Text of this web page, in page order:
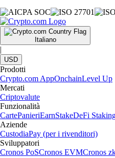
Italiano
|
USD
Prodotti
Crypto.com AppOnchainLevel Up
Mercati
Criptovalute
Funzionalità
CartePanieriEarnStakeDeFi
Aziende
CustodiaPay (per i rivenditori)
Sviluppatori
Cronos PoSCronos EVMCronos